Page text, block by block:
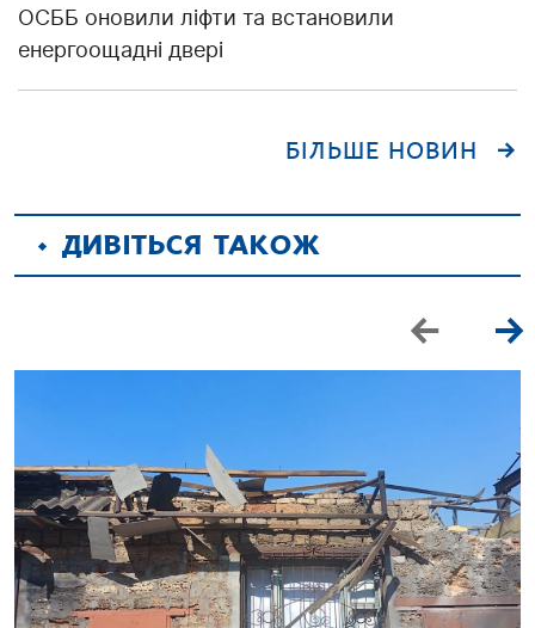
ОСББ оновили ліфти та встановили
енергоощадні двері
БІЛЬШЕ НОВИН
ДИВІТЬСЯ ТАКОЖ